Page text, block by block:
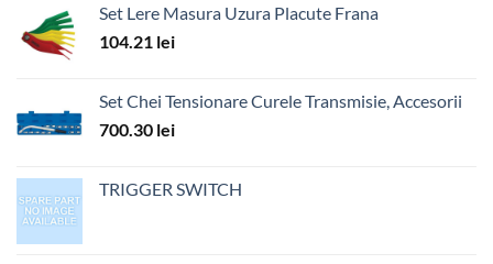
Set Lere Masura Uzura Placute Frana
104.21 lei
Set Chei Tensionare Curele Transmisie, Accesorii
700.30 lei
TRIGGER SWITCH